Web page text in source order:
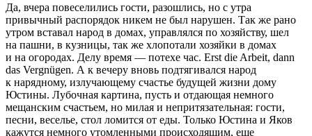
Да, вчера повеселились гости, разошлись, но с утра
привычный распорядок никем не был нарушен. Так же рано
утром вставал народ в домах, управлялся по хозяйству, шел
на пашни, в кузницы, так же хлопотали хозяйки в домах
и на огородах. Делу время — потехе час. Erst die Arbeit, dann
das Vergnügen. А к вечеру вновь подтягивался народ
к нарядному, излучающему счастье будущей жизни дому
Юстины. Лубочная картина, пусть и отдающая немного
мещанским счастьем, но милая и непритязательная: гости,
песни, веселье, стол ломится от еды. Только Юстина и Яков
кажутся немного утомленными происходящим, еще